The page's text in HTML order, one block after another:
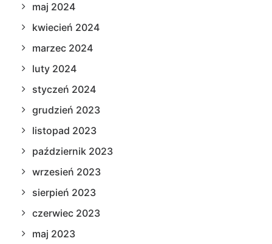
maj 2024
kwiecień 2024
marzec 2024
luty 2024
styczeń 2024
grudzień 2023
listopad 2023
październik 2023
wrzesień 2023
sierpień 2023
czerwiec 2023
maj 2023